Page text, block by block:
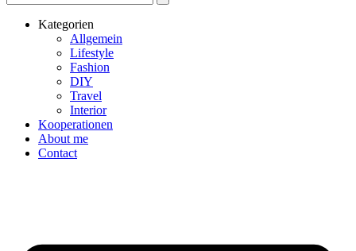
Kategorien
Allgemein
Lifestyle
Fashion
DIY
Travel
Interior
Kooperationen
About me
Contact